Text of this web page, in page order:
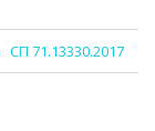
СП 71.13330.2017